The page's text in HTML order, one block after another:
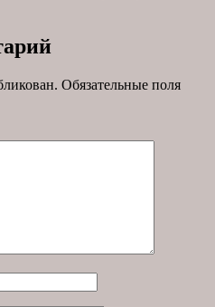
Обязательные поля